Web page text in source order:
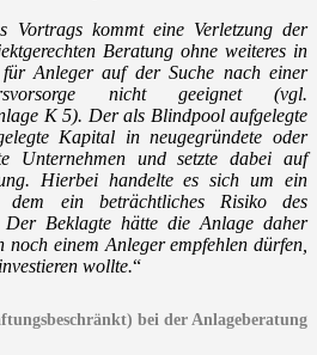
Vortrags kommt eine Verletzung der
Beratung ohne weiteres in
Anleger auf der Suche nach einer
nicht geeignet (vgl.
K 5). Der als Blindpool aufgelegte
Kapital in neugegründete oder
Unternehmen und setzte dabei auf
Hierbei handelte es sich um ein
dem ein beträchtliches Risiko des
Der Beklagte hätte die Anlage daher
noch einem Anleger empfehlen dürfen,
wollte.“
bei der Anlageberatung